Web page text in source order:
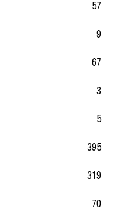
57
9
67
3
5
395
319
70